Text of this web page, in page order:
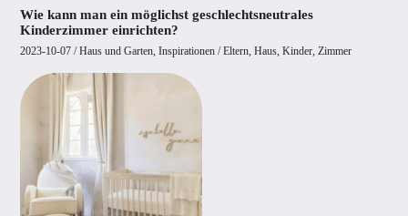
Zuhause
auf
ein
Baby
vor?
Wie kann man ein möglichst geschlechtsneutrales
Kinderzimmer einrichten?
2023-10-07/Haus und Garten,Inspirationen /Eltern,Haus,Kinder,Zimmer